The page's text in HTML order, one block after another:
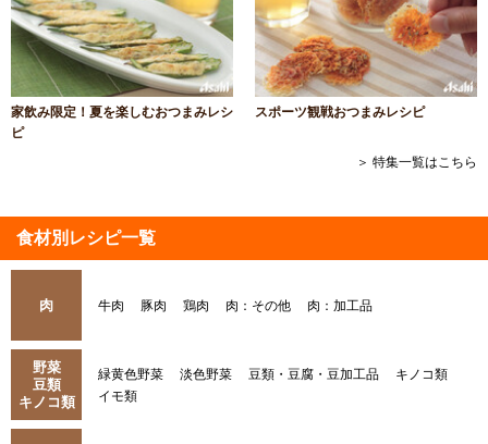
家飲み限定！夏を楽しむおつまみレシ
ピ
スポーツ観戦おつまみレシピ
＞ 特集一覧はこちら
食材別レシピ一覧
肉 牛肉 豚肉 鶏肉 肉：その他 肉：加工品
野菜
豆類
キノコ類
緑黄色野菜 淡色野菜 豆類・豆腐・豆加工品
キノコ類
イモ類